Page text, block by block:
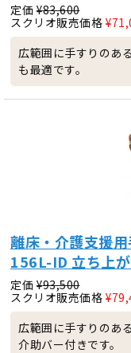
定価 ¥83,600
スクリオ販売価格 ¥
広範囲に手すりのあ
も最適です。
離床・介護支援
156L-ID 立ち上
定価 ¥93,500
スクリオ販売価格 ¥
広範囲に手すりのあ
介助バー付きです。